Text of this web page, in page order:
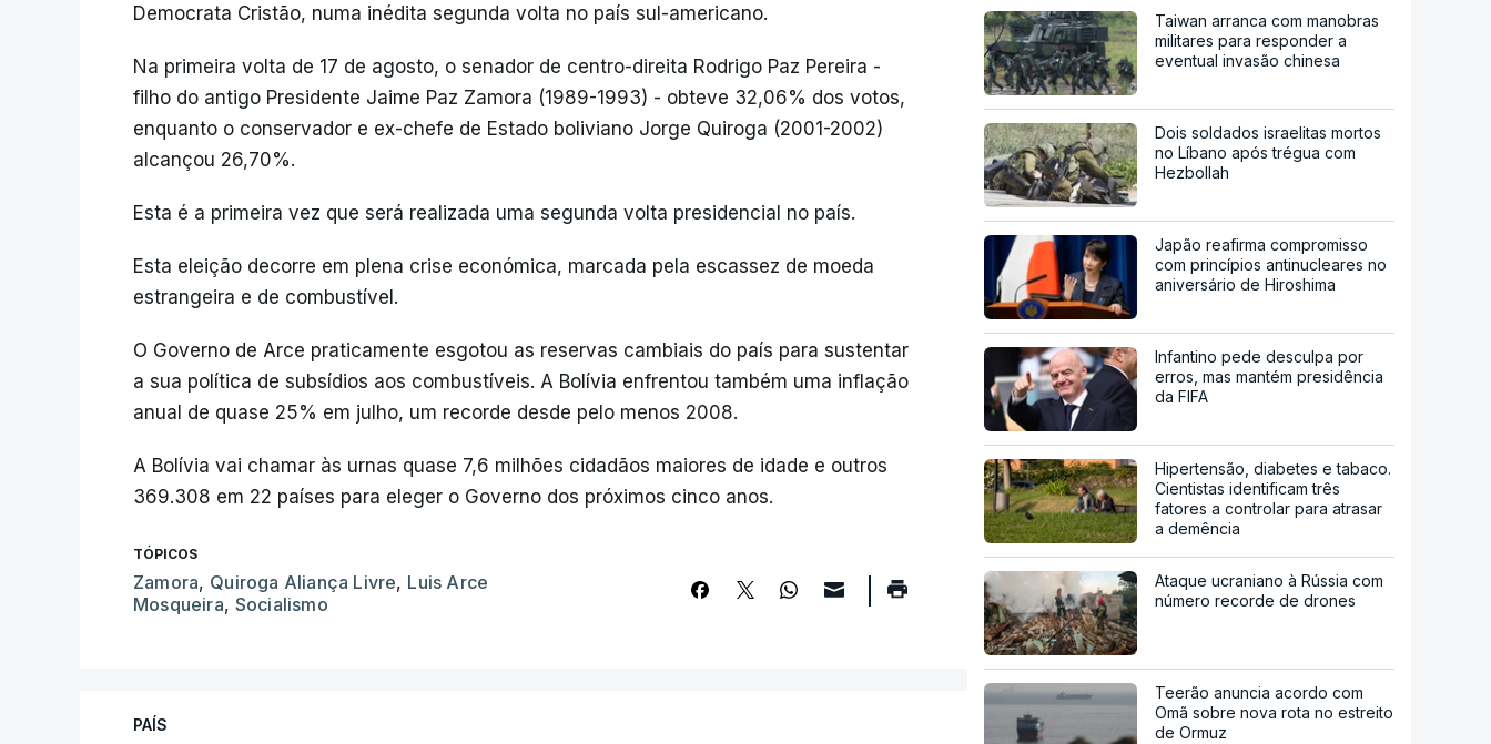
Democrata Cristão, numa inédita segunda volta no país sul-americano.
Na primeira volta de 17 de agosto, o senador de centro-direita Rodrigo Paz Pereira -
filho do antigo Presidente Jaime Paz Zamora (1989-1993) - obteve 32,06% dos votos,
enquanto o conservador e ex-chefe de Estado boliviano Jorge Quiroga (2001-2002)
alcançou 26,70%.
Esta é a primeira vez que será realizada uma segunda volta presidencial no país.
Esta eleição decorre em plena crise económica, marcada pela escassez de moeda
estrangeira e de combustível.
O Governo de Arce praticamente esgotou as reservas cambiais do país para sustentar
a sua política de subsídios aos combustíveis. A Bolívia enfrentou também uma inflação
anual de quase 25% em julho, um recorde desde pelo menos 2008.
A Bolívia vai chamar às urnas quase 7,6 milhões cidadãos maiores de idade e outros
369.308 em 22 países para eleger o Governo dos próximos cinco anos.
TÓPICOS
Zamora, Quiroga Aliança Livre, Luis Arce
Mosqueira, Socialismo
PAÍS
Taiwan arranca com manobras
militares para responder a
eventual invasão chinesa
Dois soldados israelitas mortos
no Líbano após trégua com
Hezbollah
Japão reafirma compromisso
com princípios antinucleares no
aniversário de Hiroshima
Infantino pede desculpa por
erros, mas mantém presidência
da FIFA
Hipertensão, diabetes e tabaco.
Cientistas identificam três
fatores a controlar para atrasar
a demência
Ataque ucraniano à Rússia com
número recorde de drones
Teerão anuncia acordo com
Omã sobre nova rota no estreito
de Ormuz